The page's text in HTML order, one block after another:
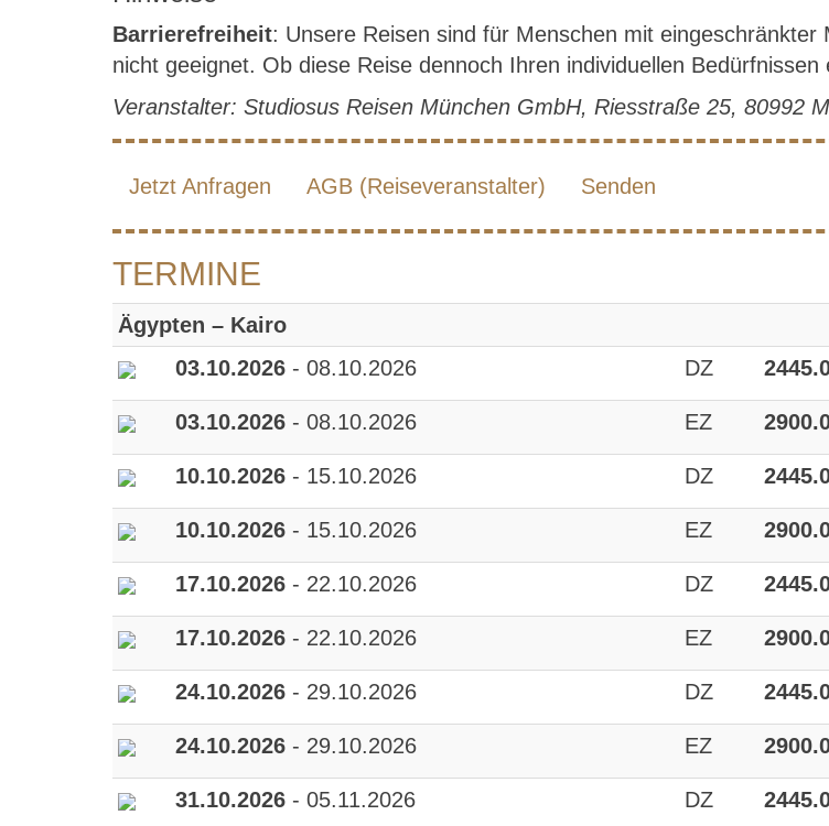
Barrierefreiheit: Unsere Reisen sind für Menschen mit
nicht geeignet. Ob diese Reise dennoch Ihren individuellen
Veranstalter: Studiosus Reisen München GmbH, Riesstraße 25, 80992
Jetzt Anfragen AGB (Reiseveranstalter) Senden
TERMINE
Ägypten – Kairo
03.10.2026 - 08.10.2026 DZ
03.10.2026 - 08.10.2026 EZ
10.10.2026 - 15.10.2026 DZ
10.10.2026 - 15.10.2026 EZ
17.10.2026 - 22.10.2026 DZ
17.10.2026 - 22.10.2026 EZ
24.10.2026 - 29.10.2026 DZ
24.10.2026 - 29.10.2026 EZ
31.10.2026 - 05.11.2026 DZ